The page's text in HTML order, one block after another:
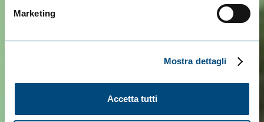
Marketing
Mostra dettagli
Accetta tutti